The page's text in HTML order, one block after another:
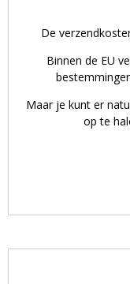
De
Binnen de EU
Maar je kunt er
op te